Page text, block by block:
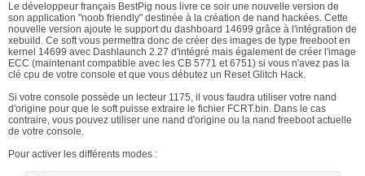
Le développeur français BestPig nous livre ce soir une nouvelle version de
son application "noob friendly" destinée à la création de nand hackées. Cette
nouvelle version ajoute le support du dashboard 14699 grâce à l'intégration de
xebuild. Ce soft vous permettra donc de créer des images de type freeboot en
kernel 14699 avec Dashlaunch 2.27 d'intégré mais également de créer l'image
ECC (maintenant compatible avec les CB 5771 et 6751) si vous n'avez pas la
clé cpu de votre console et que vous débutez un Reset Glitch Hack.
Si votre console possède un lecteur 1175, il vous faudra utiliser votre nand
d'origine pour que le soft puisse extraire le fichier FCRT.bin. Dans le cas
contraire, vous pouvez utiliser une nand d'origine ou la nand freeboot actuelle
de votre console.
Pour activer les différents modes :